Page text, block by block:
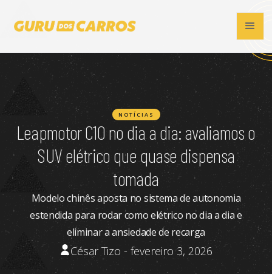
NOTÍCIAS
Leapmotor C10 no dia a dia: avaliamos o
SUV elétrico que quase dispensa
tomada
Modelo chinês aposta no sistema de autonomia
estendida para rodar como elétrico no dia a dia e
eliminar a ansiedade de recarga
César Tizo - fevereiro 3, 2026